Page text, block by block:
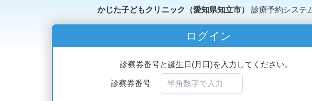
かじた子どもクリニック（愛知県知立市） 診療予約システ
ログイン
診察券番号と誕生日(月日)を入力してください。
診察券番号